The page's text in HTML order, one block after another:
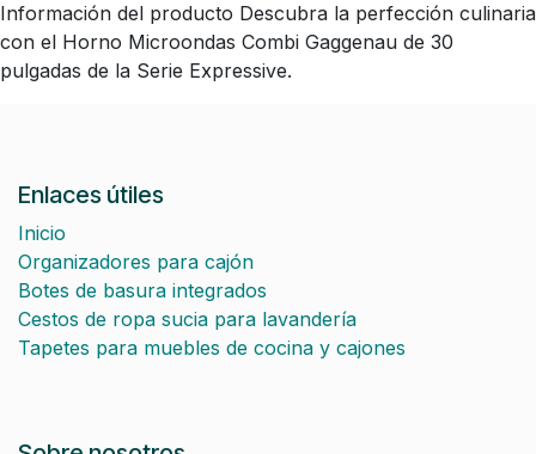
Información del producto Descubra la perfección culinaria
con el Horno Microondas Combi Gaggenau de 30
pulgadas de la Serie Expressive.
Enlaces útiles
Inicio
Organizadores para cajón
Botes de basura integrados
Cestos de ropa sucia para lavandería
Tapetes para muebles de cocina y cajones